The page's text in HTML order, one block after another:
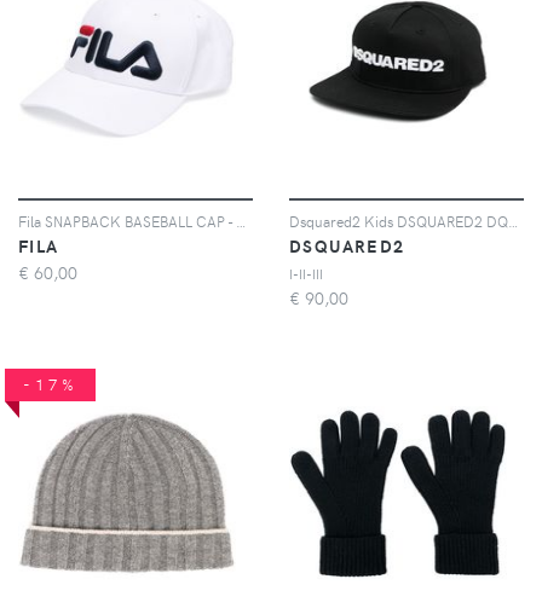
FILA
€ 60,00
DSQUARED2
I-II-III
€ 90,00
-17%